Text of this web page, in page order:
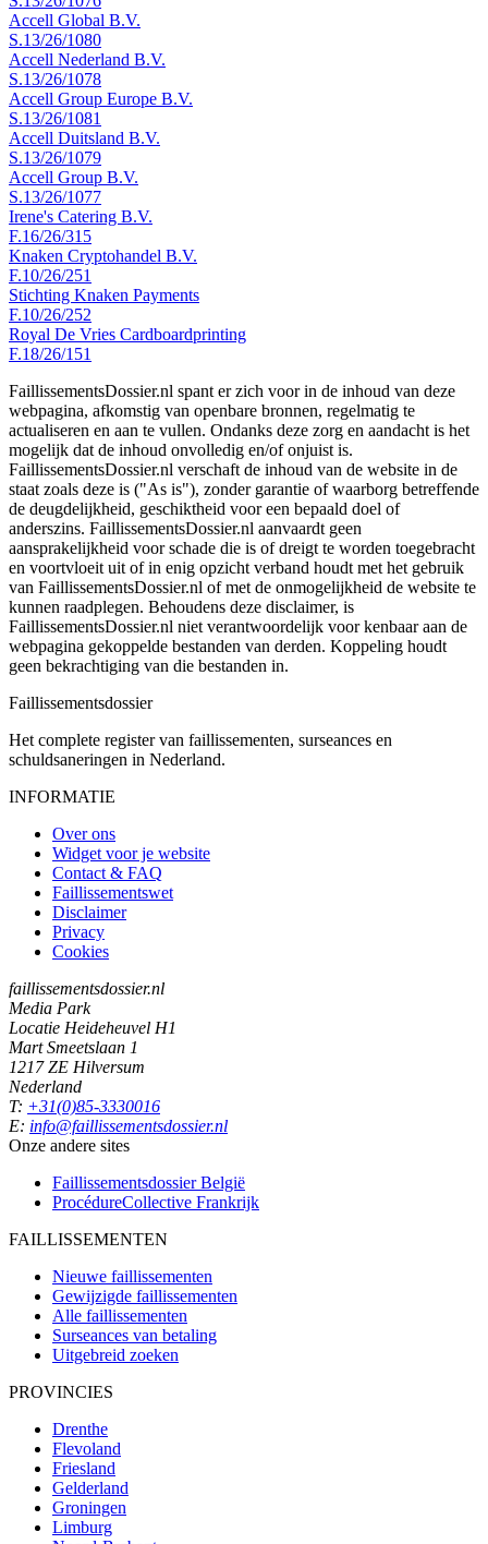
Accell Global B.V.
S.13/26/1080
Accell Nederland B.V.
S.13/26/1078
Accell Group Europe B.V.
S.13/26/1081
Accell Duitsland B.V.
S.13/26/1079
Accell Group B.V.
S.13/26/1077
Irene's Catering B.V.
F.16/26/315
Knaken Cryptohandel B.V.
F.10/26/251
Stichting Knaken Payments
F.10/26/252
Royal De Vries Cardboardprinting
F.18/26/151
FaillissementsDossier.nl spant er zich voor in de inhoud van deze
webpagina, afkomstig van openbare bronnen, regelmatig te
actualiseren en aan te vullen. Ondanks deze zorg en aandacht is het
mogelijk dat de inhoud onvolledig en/of onjuist is.
FaillissementsDossier.nl verschaft de inhoud van de website in de
staat zoals deze is ("As is"), zonder garantie of waarborg betreffende
de deugdelijkheid, geschiktheid voor een bepaald doel of
anderszins. FaillissementsDossier.nl aanvaardt geen
aansprakelijkheid voor schade die is of dreigt te worden toegebracht
en voortvloeit uit of in enig opzicht verband houdt met het gebruik
van FaillissementsDossier.nl of met de onmogelijkheid de website te
kunnen raadplegen. Behoudens deze disclaimer, is
FaillissementsDossier.nl niet verantwoordelijk voor kenbaar aan de
webpagina gekoppelde bestanden van derden. Koppeling houdt
geen bekrachtiging van die bestanden in.
Faillissementsdossier
Het complete register van faillissementen, surseances en
schuldsaneringen in Nederland.
INFORMATIE
Over ons
Widget voor je website
Contact & FAQ
Faillissementswet
Disclaimer
Privacy
Cookies
faillissementsdossier.nl
Media Park
Locatie Heideheuvel H1
Mart Smeetslaan 1
1217 ZE Hilversum
Nederland
T: +31(0)85-3330016
E: info@faillissementsdossier.nl
Onze andere sites
Faillissementsdossier België
ProcédureCollective Frankrijk
FAILLISSEMENTEN
Nieuwe faillissementen
Gewijzigde faillissementen
Alle faillissementen
Surseances van betaling
Uitgebreid zoeken
PROVINCIES
Drenthe
Flevoland
Friesland
Gelderland
Groningen
Limburg